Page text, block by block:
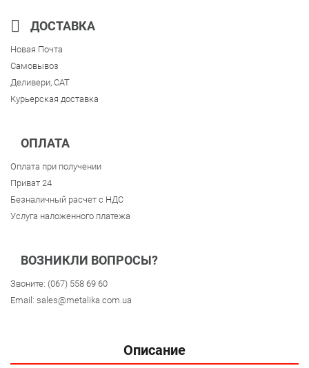
ДОСТАВКА
Новая Почта
Самовывоз
Деливери, CAT
Курьерская доставка
ОПЛАТА
Оплата при получении
Приват 24
Безналичный расчет с НДС
Услуга наложенного платежа
ВОЗНИКЛИ ВОПРОСЫ?
Звоните: (067) 558 69 60
Email: sales@metalika.com.ua
Описание